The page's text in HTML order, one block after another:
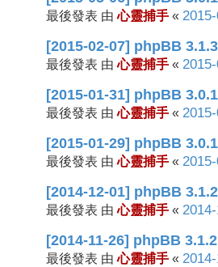
最後發表 由心靈捕手 «
[2015-02-07] phpBB
最後發表 由心靈捕手 «
[2015-01-31] phpBB
最後發表 由心靈捕手 «
[2015-01-29] phpBB
最後發表 由心靈捕手 «
[2014-12-01] phpBB
最後發表 由心靈捕手 «
[2014-11-26] phpBB
最後發表 由心靈捕手 «